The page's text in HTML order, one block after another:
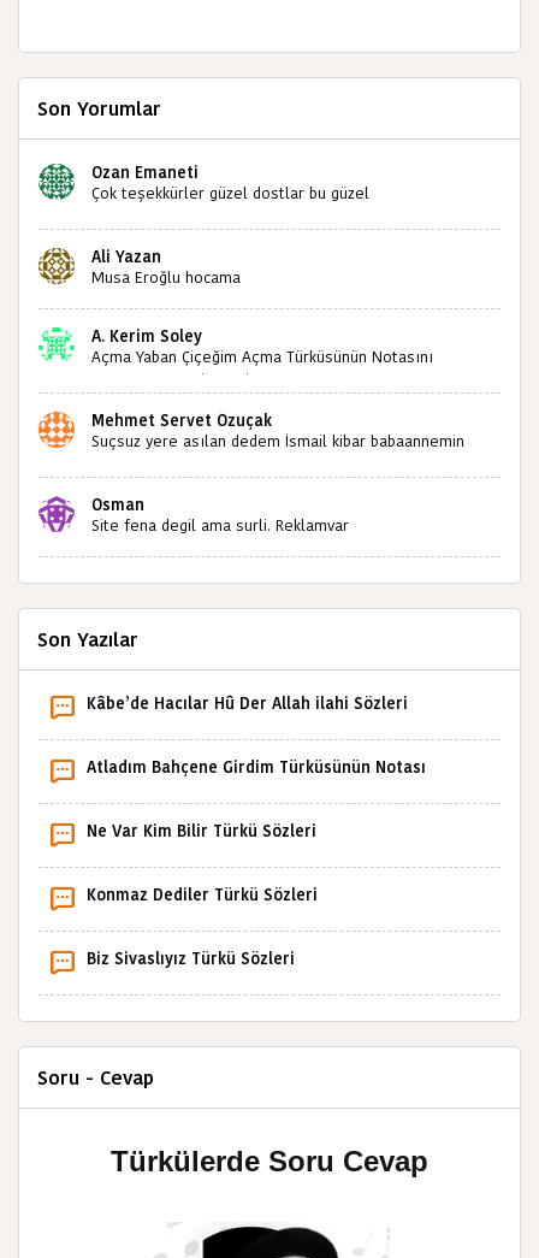
Son Yorumlar
Ozan Emaneti
Çok teşekkürler güzel dostlar bu güzel
sizlerin sayesinde türkülerimiz ölmeyecektir tekrar
teşekkürler saygılarımla
Ali Yazan
Musa Eroğlu hocama
A. Kerim Soley
Açma Yaban Çiçeğim Açma Türküsünün Notasını
Bulabilir miyiz ?İlginiz İçin Şimdiden Teşekkürler.
Mehmet Servet Özuçak
Suçsuz yere asılan dedem İsmail kibar babaannemin
Osman
Site fena degil ama surli. Reklamvar
Son Yazılar
Kâbe’de Hacılar Hû Der Allah ilahi Sözleri
Atladım Bahçene Girdim Türküsünün Notası
Ne Var Kim Bilir Türkü Sözleri
Konmaz Dediler Türkü Sözleri
Biz Sivaslıyız Türkü Sözleri
Soru - Cevap
Türkülerde Soru Cevap